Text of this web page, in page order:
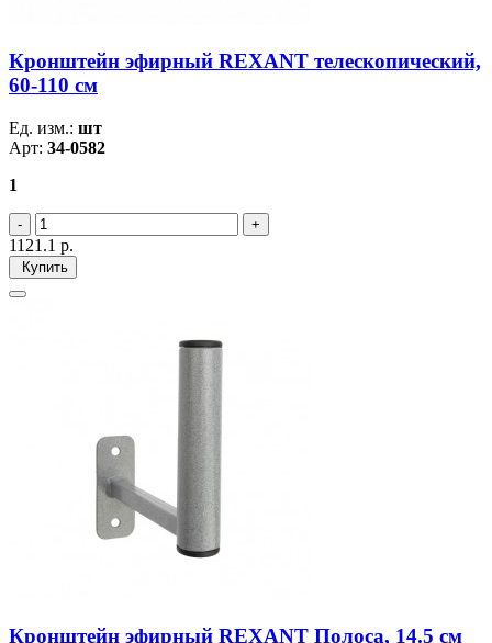
Кронштейн эфирный REXANT телескопический,
60-110 см
Ед. изм.: шт
Арт: 34-0582
1
1121.1 р.
Купить
Кронштейн эфирный REXANT Полоса, 14.5 см